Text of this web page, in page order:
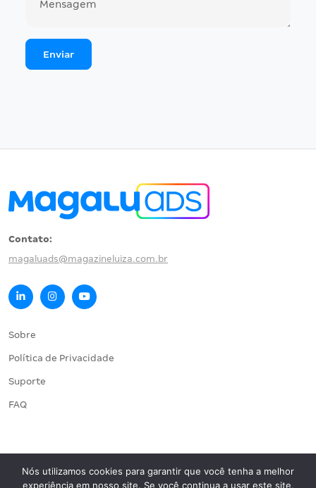
Contato:
magaluads@magazineluiza.com.br
Sobre
Política de Privacidade
Suporte
FAQ
© 2025 Magazine Luiza S/A. Todos os direitos reservados.
Nós utilizamos cookies para garantir que você tenha a melhor
experiência em nosso site. Se você continua a usar este site,